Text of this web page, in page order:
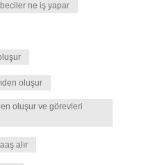
ne iş yapar
oluşur
oluşur ve görevleri
alır